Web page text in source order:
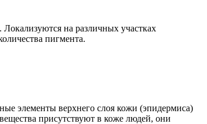
на различных участках
пигмента.
элементы верхнего слоя кожи (эпидермиса)
присутствуют в коже людей, они